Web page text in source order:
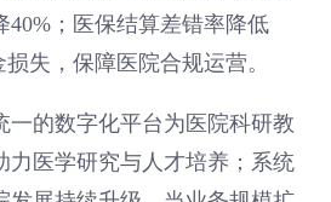
40%；医保结算差错率降低
失，保障医院合规运营。
一的数字化平台为医院科研教
力医学研究与人才培养；系统